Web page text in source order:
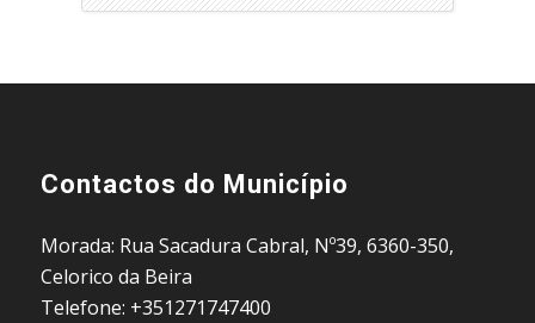
Contactos do Município
Morada: Rua Sacadura Cabral, Nº39, 6360-350,
Celorico da Beira
Telefone: +351271747400